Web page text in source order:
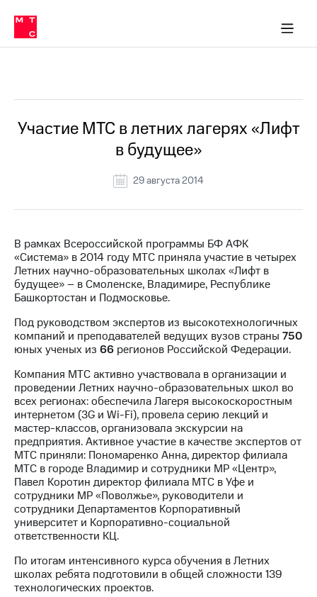
Медиа-центр
и акционерам
Устойчивое развитие
Комплаенс и деловая этика
компании
Карьера
История
Руководство
Контакты
Медиа-центр
Пресс-
МТС
о технологиях
Достижения
Интервью
Финансовая
отчетность
Контакты
Новости
в
регионе
и акционерам
Корпоративное
управление
в МТС
Пресс-
релизы
о технологиях
Участие МТС в летних лагерях «Лифт
в будущее»
29 августа 2014
В рамках Всероссийской программы БФ АФК
«Система» в 2014 году МТС приняла участие в четырех
Летних научно-образовательных школах «Лифт в
будущее» – в Смоленске, Владимире, Республике
Башкортостан и Подмосковье.
Под руководством экспертов из высокотехнологичных
компаний и преподавателей ведущих вузов страны 750
юных ученых из 66 регионов Российской Федерации.
Компания МТС активно участвовала в организации и
проведении Летних научно-образовательных школ во
всех регионах: обеспечила Лагеря высокоскоростным
интернетом (3G и Wi-Fi), провела серию лекций и
мастер-классов, организовала экскурсии на
предприятия. Активное участие в качестве экспертов от
МТС приняли: Пономаренко Анна, директор филиала
МТС в городе Владимир и сотрудники МР «Центр»,
Павел Коротин директор филиала МТС в Уфе и
сотрудники МР «Поволжье», руководители и
сотрудники Департаментов Корпоративный
университет и Корпоративно-социальной
ответственности КЦ.
По итогам интенсивного курса обучения в Летних
школах ребята подготовили в общей сложности 139
технологических проектов.